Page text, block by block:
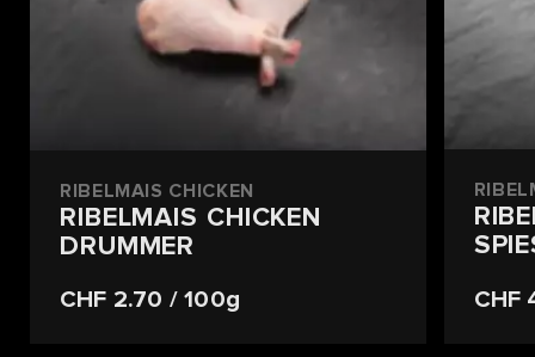
RIBELMAIS CHICKEN
RIBELMAIS CHICKEN
DRUMMER
CHF 2.70 / 100g CHF